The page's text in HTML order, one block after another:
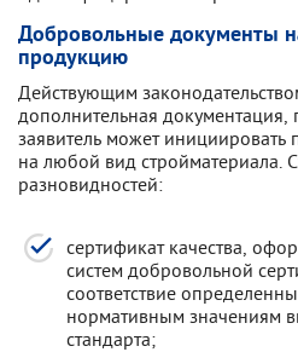
Добровольные документы
продукцию
Действующим
дополнительная документация,
заявитель может
на любой вид стройматериала.
разновидностей:
сертификат качества,
систем добровольной
соответствие
нормативным значениям
стандарта;